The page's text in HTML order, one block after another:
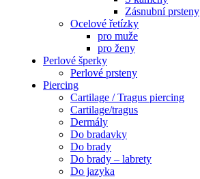
Zásnubní prsteny
Ocelové řetízky
pro muže
pro ženy
Perlové šperky
Perlové prsteny
Piercing
Cartilage / Tragus piercing
Cartilage/tragus
Dermály
Do bradavky
Do brady
Do brady – labrety
Do jazyka